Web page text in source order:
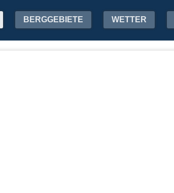
BERGGEBIETE WETTER